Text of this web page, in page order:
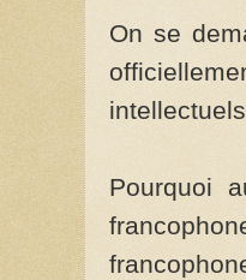
On se
Pourquoi